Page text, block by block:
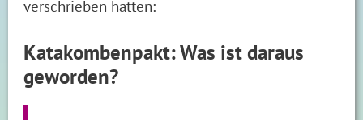
verschrieben hatten:
Katakombenpakt: Was ist daraus
geworden?